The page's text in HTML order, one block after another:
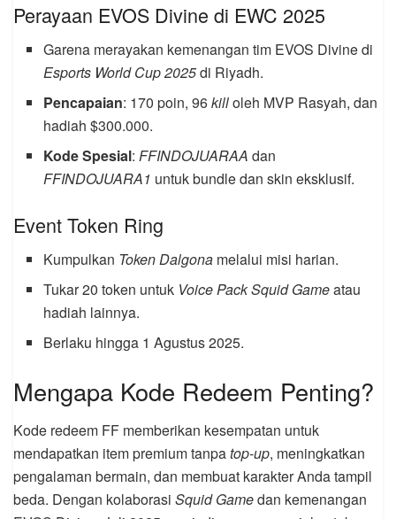
Perayaan EVOS Divine di EWC 2025
Garena merayakan kemenangan tim EVOS Divine di
Esports World Cup 2025di Riyadh.
Pencapaian: 170 poin, 96killoleh MVP Rasyah, dan
hadiah $300.000.
Kode Spesial:FFINDOJUARAA dan
FFINDOJUARA1 untuk bundle dan skin eksklusif.
Event Token Ring
Kumpulkan Token Dalgona melalui misi harian.
Tukar 20 token untuk Voice Pack Squid Gameatau
hadiah lainnya.
Berlaku hingga 1 Agustus 2025.
Mengapa Kode Redeem Penting?
Kode redeem FF memberikan kesempatan untuk
mendapatkan item premium tanpatop-up, meningkatkan
pengalaman bermain, dan membuat karakter Anda tampil
beda. Dengan kolaborasi Squid Gamedan kemenangan